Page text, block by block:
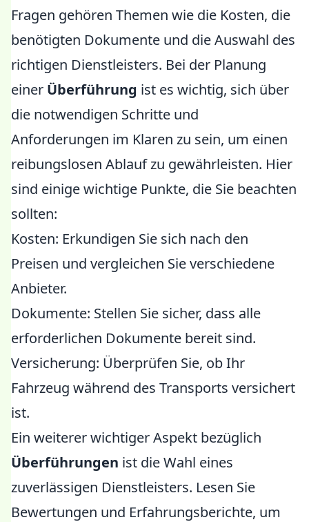
Fragen gehören Themen wie die Kosten, die
benötigten Dokumente und die Auswahl des
richtigen Dienstleisters. Bei der Planung
einer Überführung ist es wichtig, sich über
die notwendigen Schritte und
Anforderungen im Klaren zu sein, um einen
reibungslosen Ablauf zu gewährleisten. Hier
sind einige wichtige Punkte, die Sie beachten
sollten:
Kosten: Erkundigen Sie sich nach den
Preisen und vergleichen Sie verschiedene
Anbieter.
Dokumente: Stellen Sie sicher, dass alle
erforderlichen Dokumente bereit sind.
Versicherung: Überprüfen Sie, ob Ihr
Fahrzeug während des Transports versichert
ist.
Ein weiterer wichtiger Aspekt bezüglich
Überführungen ist die Wahl eines
zuverlässigen Dienstleisters. Lesen Sie
Bewertungen und Erfahrungsberichte, um